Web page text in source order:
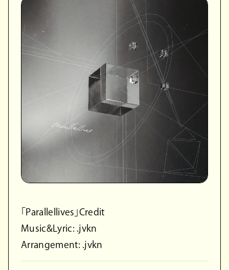
「Parallellives」Credit
Music&Lyric: .jvkn
Arrangement: .jvkn